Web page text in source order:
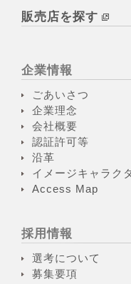
販売店を探す
企業情報
ごあいさつ
企業理念
会社概要
認証許可等
沿革
イメージキャラク
Access Map
採用情報
選考について
募集要項